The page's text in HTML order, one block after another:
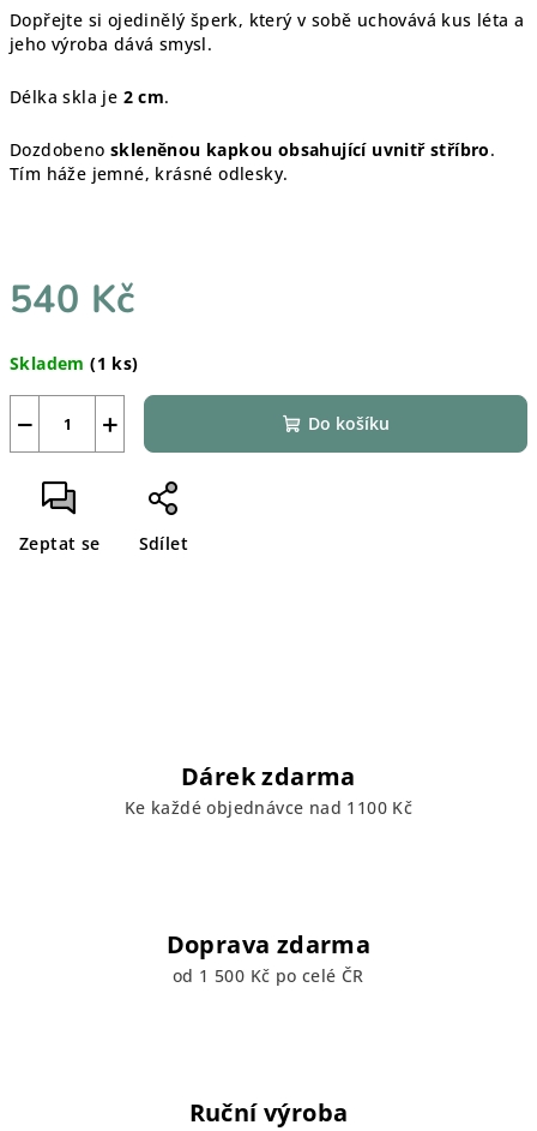
Dopřejte si ojedinělý šperk, který v sobě uchovává kus léta a
jeho výroba dává smysl.
Délka skla je 2 cm.
Dozdobeno skleněnou kapkou obsahující uvnitř stříbro.
Tím háže jemné, krásné odlesky.
540 Kč
cena:
Skladem(1 ks)
+
− Do košíku
Zeptat se Sdílet
Dárek zdarma
Ke každé objednávce nad 1100 Kč
Doprava zdarma
od 1 500 Kč po celé ČR
Ruční výroba